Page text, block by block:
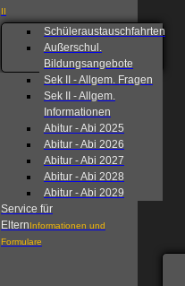
II
Schüleraustauschfahrten
Außerschul.
Bildungsangebote
Sek II - Allgem. Fragen
Sek II - Allgem.
Informationen
Abitur - Abi 2025
Abitur - Abi 2026
Abitur - Abi 2027
Abitur - Abi 2028
Abitur - Abi 2029
Service für
ElternInformationen und
Formulare